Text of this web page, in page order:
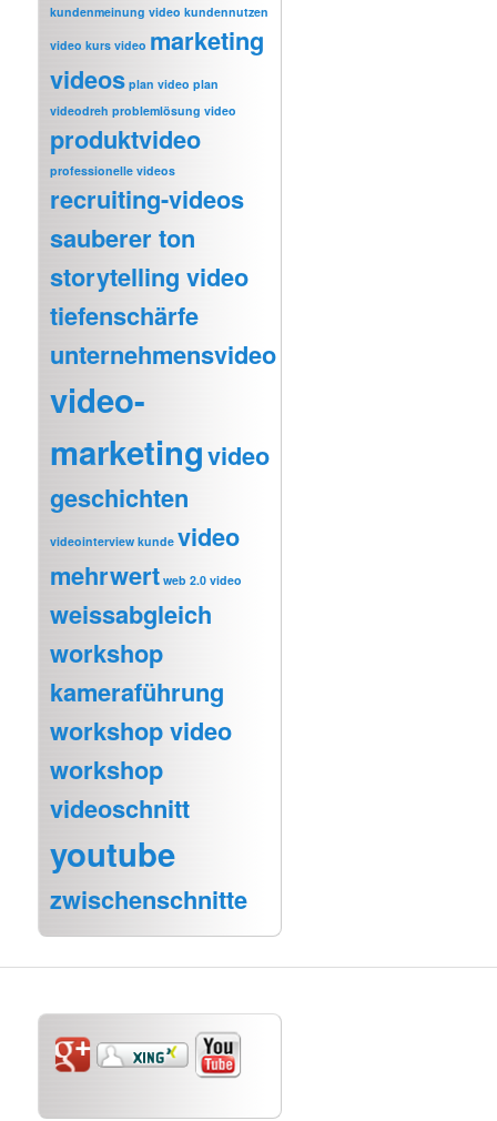
kundenmeinung video kundennutzen
video kurs video marketing
videos plan video plan
videodreh problemlösung video
produktvideo
professionelle videos
recruiting-videos
sauberer ton
storytelling video
tiefenschärfe
unternehmensvideo
video-
marketingvideo
geschichten
videointerview kunde video
mehrwert web 2.0 video
weissabgleich
workshop
kameraführung
workshop video
workshop
videoschnitt
youtube
zwischenschnitte